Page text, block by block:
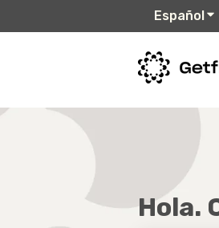
Español
Hola.